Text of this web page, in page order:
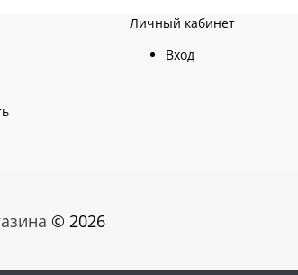
Личный кабинет
Вход
© 2026